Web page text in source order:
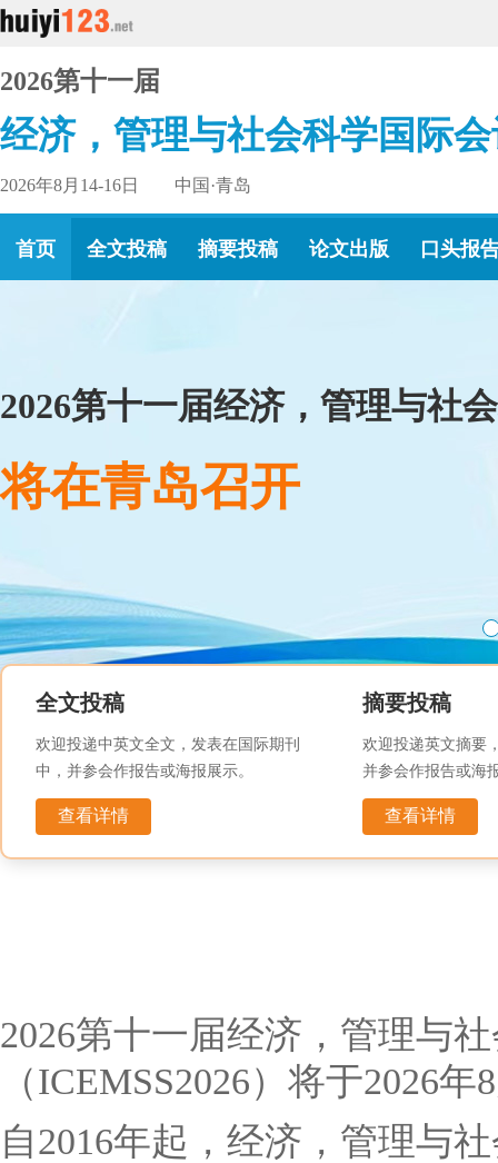
2026第十一届
经济，管理与社会科学国际
2026年8月14-16日 中国·青岛
首页 全文投稿 摘要投稿 论文出版 口头报
2026第十一届经济，管理与社
将在青岛召开
全文投稿
欢迎投递中英文全文，发表在国际期刊
中，并参会作报告或海报展示。
查看详情
摘要投稿
欢迎投递英文摘要
并参会作报告或海
查看详情
2026第十一届经济，管理与
（ICEMSS2026）将于2026
自2016年起，经济，管理与